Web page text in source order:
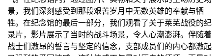
景，我们深刻感受到那段艰苦岁月中无数英雄的奉献与牺
牲。在纪念馆的最后一部分，我们观看了关于莱芜战役的纪
录片，影片展示了当时的战斗场景，令人心潮澎湃。伴随着
战士们激昂的誓言与坚定的信念，支部成员们的内心都激起